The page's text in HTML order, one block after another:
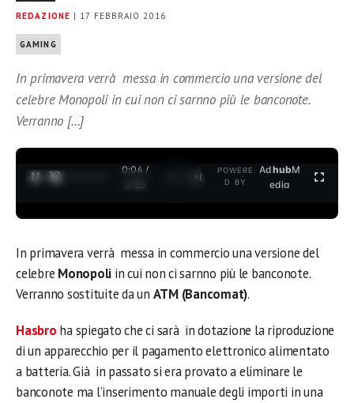
REDAZIONE | 17 FEBBRAIO 2016
GAMING
In primavera verrà messa in commercio una versione del
celebre Monopoli in cui non ci sarnno più le banconote.
Verranno […]
0:04 /
3:35
POWERE
D BY
AdhubM
edia
In primavera verrà messa in commercio una versione del
celebre Monopoli in cui non ci sarnno più le banconote.
Verranno sostituite da un ATM (Bancomat).
Hasbro ha spiegato che ci sarà in dotazione la riproduzione
di un apparecchio per il pagamento elettronico alimentato
a batteria. Già in passato si era provato a eliminare le
banconote ma l’inserimento manuale degli importi in una